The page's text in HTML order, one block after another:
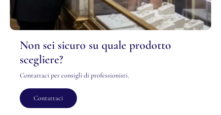
Non sei sicuro su quale prodotto
scegliere?
Contattaci per consigli di professionisti.
Contattaci